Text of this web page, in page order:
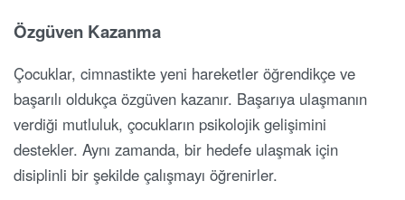
Özgüven Kazanma
Çocuklar, cimnastikte yeni hareketler öğrendikçe ve
başarılı oldukça özgüven kazanır. Başarıya ulaşmanın
verdiği mutluluk, çocukların psikolojik gelişimini
destekler. Aynı zamanda, bir hedefe ulaşmak için
disiplinli bir şekilde çalışmayı öğrenirler.